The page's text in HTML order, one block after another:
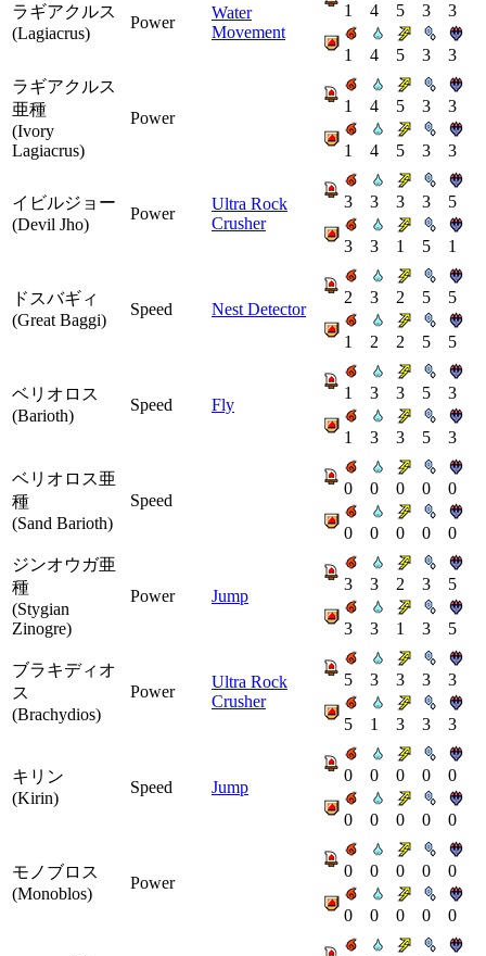
ラギアクルス
(Lagiacrus)
Power
Water
Movement
1 4 5 3 3
1 4 5 3
3
ラギアクルス
亜種
(Ivory
Lagiacrus)
Power
1 4 5 3 3
1 4 5 3 3
イビルジョー
(Devil Jho)
Power
Ultra Rock
Crusher
3 3 3 3 5
3 3 1 5 1
ドスバギィ
(Great Baggi)
Speed Nest Detector
2 3 2 5 5
1 2 2 5 5
ベリオロス
(Barioth)
Speed Fly
1 3 3 5 3
1 3 3 5 3
ベリオロス亜
種
(Sand Barioth)
Speed
0 0 0 0 0
0 0 0 0
0
ジンオウガ亜
種
(Stygian
Zinogre)
Power Jump
3 3 2 3 5
3 3 1 3 5
ブラキディオ
ス
(Brachydios)
Power
Ultra Rock
Crusher
5 3 3 3 3
5 1 3 3 3
キリン
(Kirin)
Speed Jump
0 0 0 0 0
0 0 0 0 0
モノブロス
(Monoblos)
Power
0 0 0 0 0
0 0 0 0 0